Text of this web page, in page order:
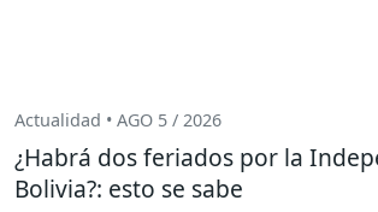
Actualidad • AGO 5 / 2026
¿Habrá dos feriados por la
Bolivia?: esto se sabe